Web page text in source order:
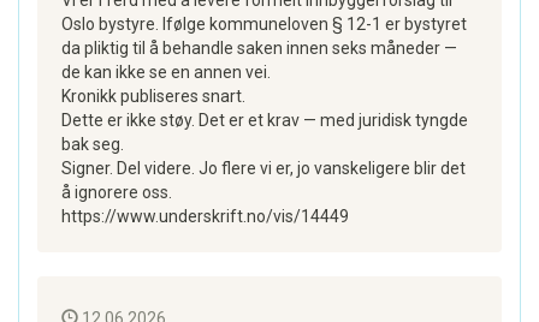
Oslo bystyre. Ifølge kommuneloven § 12-1 er bystyret
da pliktig til å behandle saken innen seks måneder —
de kan ikke se en annen vei.
Kronikk publiseres snart.
Dette er ikke støy. Det er et krav — med juridisk tyngde
bak seg.
Signer. Del videre. Jo flere vi er, jo vanskeligere blir det
å ignorere oss.
https://www.underskrift.no/vis/14449